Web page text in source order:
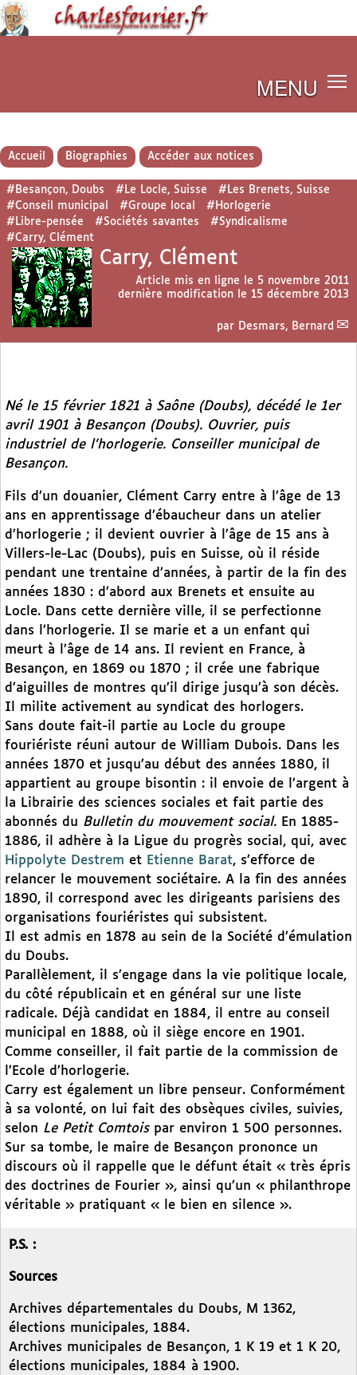
MENU
Accueil Biographies Accéder aux notices
#Besançon, Doubs #Le Locle, Suisse
#Les Brenets, Suisse
#Conseil municipal
#Groupe local
#Horlogerie
#Libre-pensée
#Sociétés savantes
#Syndicalisme
#Carry, Clément
Carry, Clément
Article mis en ligne le 5 novembre 2011
dernière modification le 15 décembre 2013
par Desmars, Bernard
Né le 15 février 1821 à Saône (Doubs), décédé le 1er
avril 1901 à Besançon (Doubs). Ouvrier, puis
industriel de l’horlogerie. Conseiller municipal de
Besançon.
Fils d’un douanier, Clément Carry entre à l’âge de 13
ans en apprentissage d’ébaucheur dans un atelier
d’horlogerie ; il devient ouvrier à l’âge de 15 ans à
Villers-le-Lac (Doubs), puis en Suisse, où il réside
pendant une trentaine d’années, à partir de la fin des
années 1830 : d’abord aux Brenets et ensuite au
Locle. Dans cette dernière ville, il se perfectionne
dans l’horlogerie. Il se marie et a un enfant qui
meurt à l’âge de 14 ans. Il revient en France, à
Besançon, en 1869 ou 1870 ; il crée une fabrique
d’aiguilles de montres qu’il dirige jusqu’à son décès.
Il milite activement au syndicat des horlogers.
Sans doute fait-il partie au Locle du groupe
fouriériste réuni autour de William Dubois. Dans les
années 1870 et jusqu’au début des années 1880, il
appartient au groupe bisontin : il envoie de l’argent à
la Librairie des sciences sociales et fait partie des
abonnés du Bulletin du mouvement social. En 1885-
1886, il adhère à la Ligue du progrès social, qui, avec
Hippolyte Destrem et Etienne Barat, s’efforce de
relancer le mouvement sociétaire. A la fin des années
1890, il correspond avec les dirigeants parisiens des
organisations fouriéristes qui subsistent.
Il est admis en 1878 au sein de la Société d’émulation
du Doubs.
Parallèlement, il s’engage dans la vie politique locale,
du côté républicain et en général sur une liste
radicale. Déjà candidat en 1884, il entre au conseil
municipal en 1888, où il siège encore en 1901.
Comme conseiller, il fait partie de la commission de
l’Ecole d’horlogerie.
Carry est également un libre penseur. Conformément
à sa volonté, on lui fait des obsèques civiles, suivies,
selon Le Petit Comtoispar environ 1 500 personnes.
Sur sa tombe, le maire de Besançon prononce un
discours où il rappelle que le défunt était « très épris
des doctrines de Fourier », ainsi qu’un « philanthrope
véritable » pratiquant « le bien en silence ».
P.S. :
Sources
Archives départementales du Doubs, M 1362,
élections municipales, 1884.
Archives municipales de Besançon, 1 K 19 et 1 K 20,
élections municipales, 1884 à 1900.